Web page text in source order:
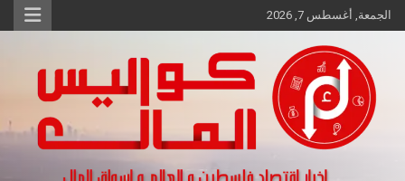
Skip
to
الجمعة, أغسطس 7, 2026